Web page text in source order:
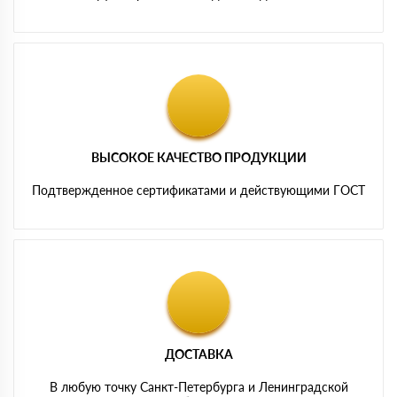
ВЫСОКОЕ КАЧЕСТВО ПРОДУКЦИИ
Подтвержденное сертификатами и действующими ГОСТ
ДОСТАВКА
В любую точку Санкт-Петербурга и Ленинградской